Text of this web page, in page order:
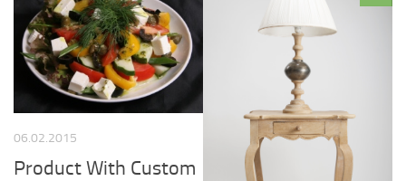
06.02.2015
Product With Custom